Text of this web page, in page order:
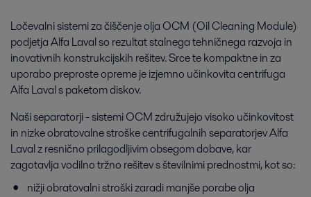
Ločevalni sistemi za čiščenje olja OCM (Oil Cleaning Module)
podjetja Alfa Laval so rezultat stalnega tehničnega razvoja in
inovativnih konstrukcijskih rešitev. Srce te kompaktne in za
uporabo preproste opreme je izjemno učinkovita centrifuga
Alfa Laval s paketom diskov.
Naši separatorji - sistemi OCM združujejo visoko učinkovitost
in nizke obratovalne stroške centrifugalnih separatorjev Alfa
Laval z resnično prilagodljivim obsegom dobave, kar
zagotavlja vodilno tržno rešitev s številnimi prednostmi, kot so:
nižji obratovalni stroški zaradi manjše porabe olja